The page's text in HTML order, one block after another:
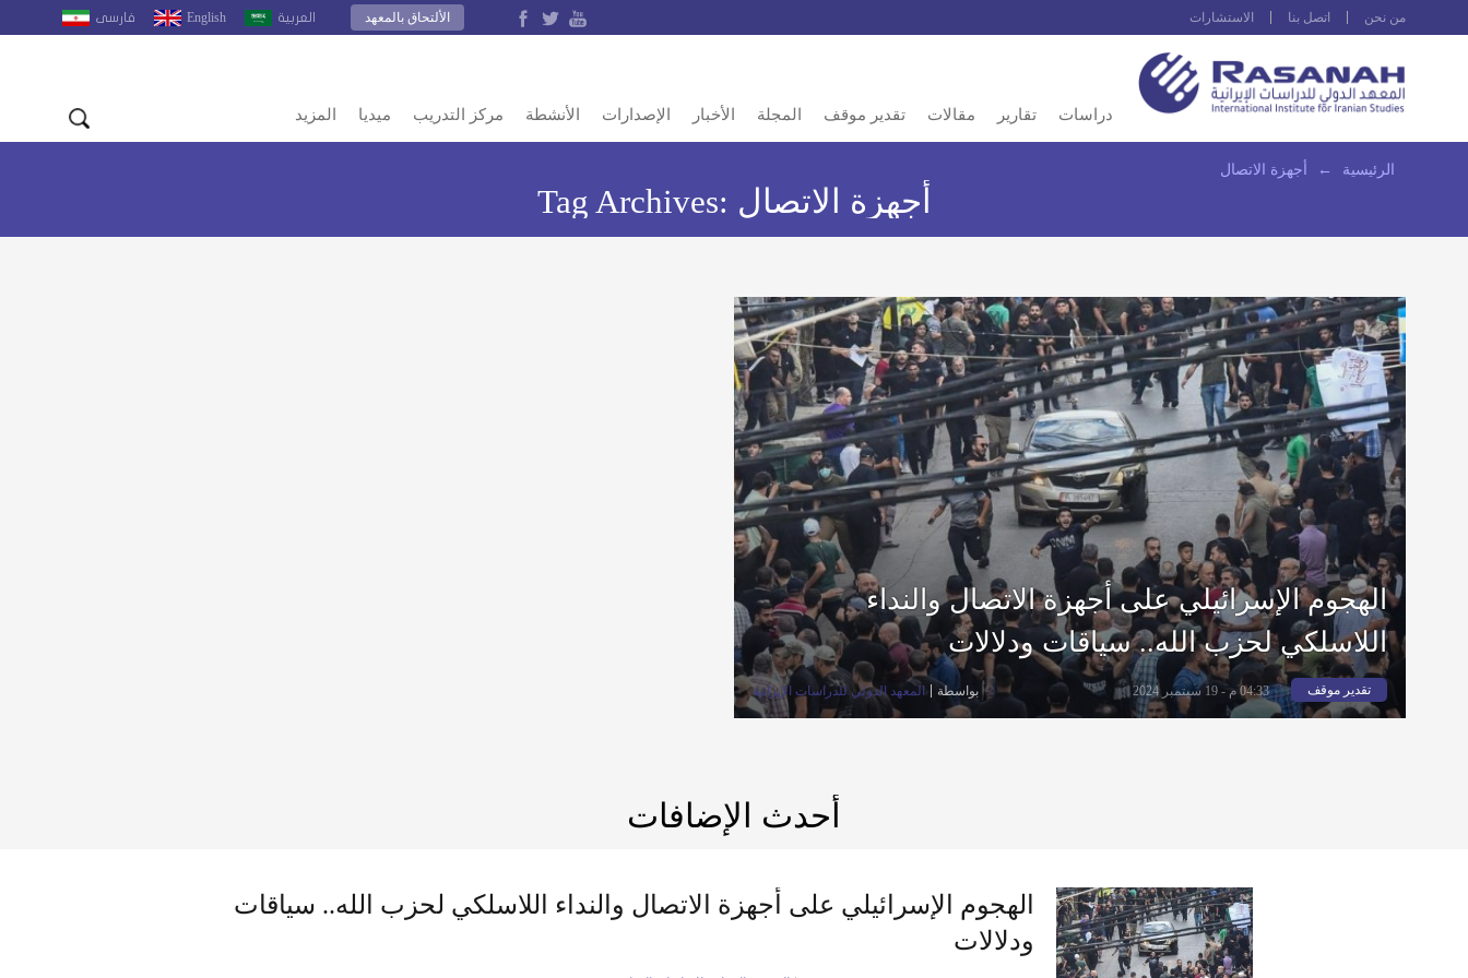
من نحن اتصل بنا الاستشارات العربية English فارسى الألتحاق بالمعهد
دراسات تقارير مقالات تقدير موقف المجلة الأخبار الإصدارات الأنشطة مركز التدريب ميديا المزيد
الرئيسية ← أجهزة الاتصال
Tag Archives: أجهزة الاتصال
الهجوم الإسرائيلي على أجهزة الاتصال والنداء
اللاسلكي لحزب الله.. سياقات ودلالات
تقدير موقف 04:33 م - 19 سبتمبر 2024 بواسطة المعهد الدولي للدراسات الإيرانية
أحدث الإضافات
الهجوم الإسرائيلي على أجهزة الاتصال والنداء اللاسلكي لحزب الله.. سياقات
ودلالات